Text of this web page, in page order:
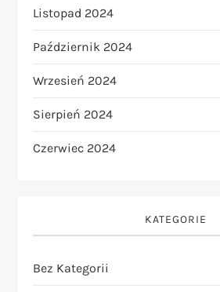
Listopad 2024
Październik 2024
Wrzesień 2024
Sierpień 2024
Czerwiec 2024
KATEGORIE
Bez Kategorii